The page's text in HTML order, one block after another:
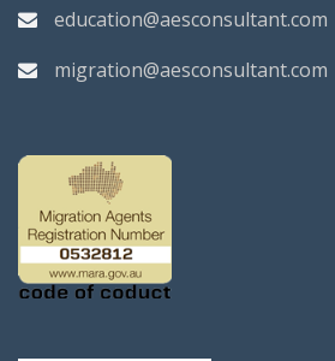
education@aesconsultant.com
migration@aesconsultant.com